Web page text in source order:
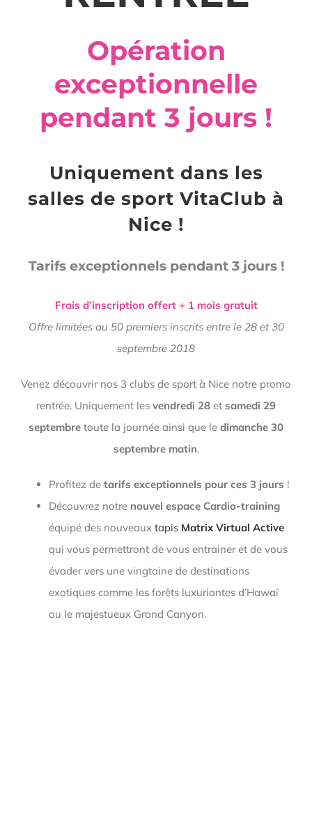
Opération
exceptionnelle
pendant 3 jours !
Uniquement dans les
salles de sport VitaClub à
Nice !
Tarifs exceptionnels pendant 3 jours !
Frais d’inscription offert + 1 mois gratuit
Offre limitées au 50 premiers inscrits entre le 28 et 30
septembre 2018
Venez découvrir nos 3 clubs de sport à Nice notre promo
rentrée. Uniquement les vendredi 28 et samedi 29
septembre toute la journée ainsi que le dimanche 30
septembre matin.
Profitez de tarifs exceptionnels pour ces 3 jours !
Découvrez notre nouvel espace Cardio-training
équipé des nouveaux tapis Matrix Virtual Active
qui vous permettront de vous entrainer et de vous
évader vers une vingtaine de destinations
exotiques comme les forêts luxuriantes d’Hawaï
ou le majestueux Grand Canyon.